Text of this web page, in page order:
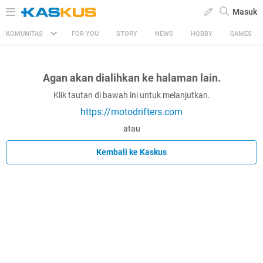
Masuk
KOMUNITAS FOR YOU STORY NEWS HOBBY GAMES
Agan akan dialihkan ke halaman lain.
Klik tautan di bawah ini untuk melanjutkan.
https://motodrifters.com
atau
Kembali ke Kaskus